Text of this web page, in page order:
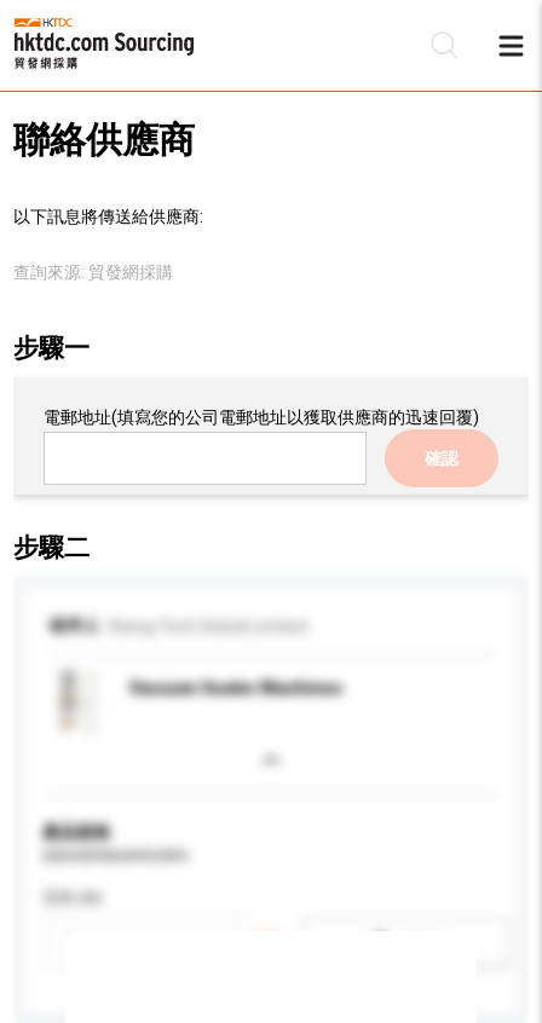
聯絡供應商
以下訊息將傳送給供應商:
查詢來源: 貿發網採購
步驟一
電郵地址(填寫您的公司電郵地址以獲取供應商的迅速回覆)
確認
步驟二
收件人
Vacuum Sealer Machines
產品規格